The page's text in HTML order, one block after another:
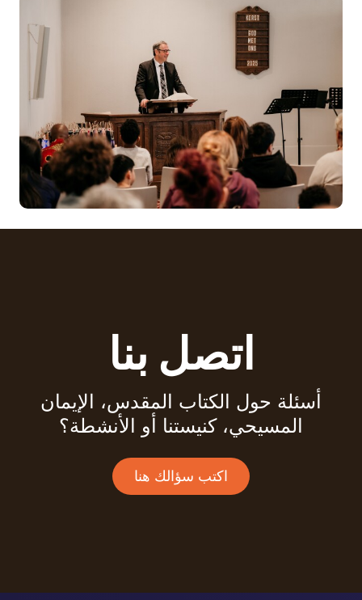
اتصل بنا
أسئلة حول الكتاب المقدس، الإيمان
المسيحي، كنيستنا أو الأنشطة؟
اكتب سؤالك هنا